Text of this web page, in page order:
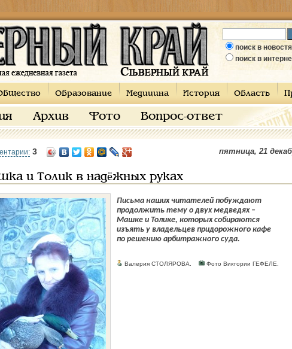
поиск в
поиск в
Образование Медицина История Область
Архив Фото Вопрос-ответ
3 пятница, 21
и Толик в надёжных руках
Письма наших читателей побуждают
продолжить тему о двух медведях –
Машке и Толике, которых собираются
изъять у владельцев придорожного кафе
по решению арбитражного суда.
Валерия СТОЛЯРОВА. Фото Виктории ГЕФЕЛЕ.